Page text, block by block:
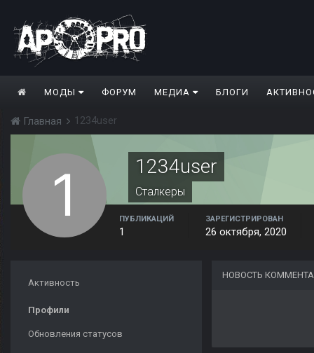
МОДЫ ФОРУМ МЕДИА БЛОГИ
Главная 1234user
1234user
Сталкеры
ПУБЛИКАЦИЙ
1
ЗАРЕГИСТРИРОВАН
26 октября, 2020
Активность
Профили
Обновления статусов
НОВОСТЬ